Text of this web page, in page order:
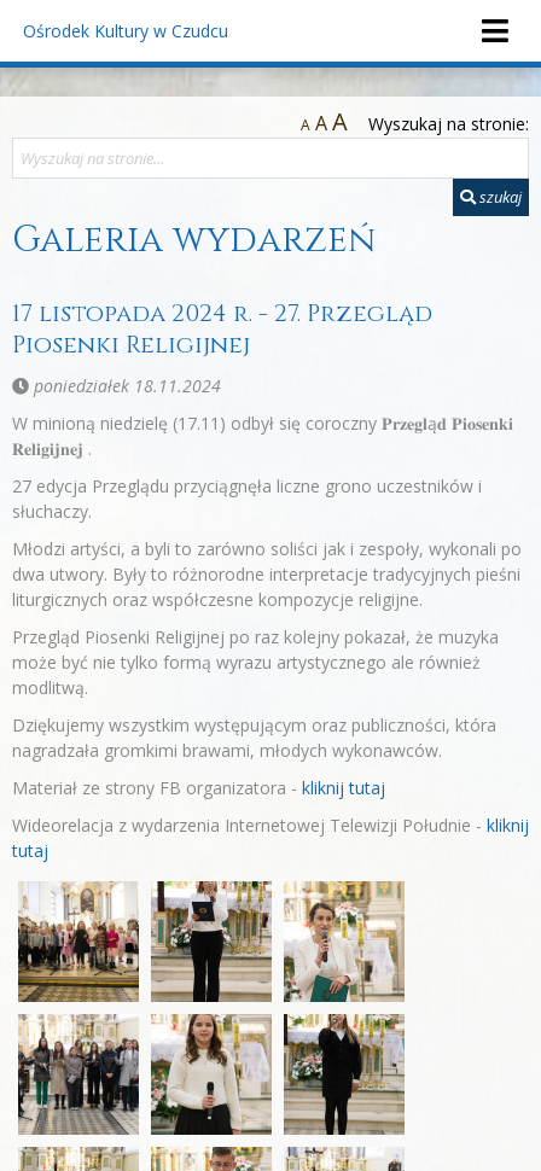
Ośrodek Kultury w Czudcu
A AA Wyszukaj na stronie:
szukaj
Galeria wydarzeń
17 listopada 2024 r. - 27. Przegląd
Piosenki Religijnej
poniedziałek 18.11.2024
W minioną niedzielę (17.11) odbył się coroczny 𝐏𝐫𝐳𝐞𝐠𝐥ą𝐝 𝐏𝐢𝐨𝐬𝐞𝐧𝐤𝐢
𝐑𝐞𝐥𝐢𝐠𝐢𝐣𝐧𝐞𝐣 .
27 edycja Przeglądu przyciągnęła liczne grono uczestników i
słuchaczy.
Młodzi artyści, a byli to zarówno soliści jak i zespoły, wykonali po
dwa utwory. Były to różnorodne interpretacje tradycyjnych pieśni
liturgicznych oraz współczesne kompozycje religijne.
Przegląd Piosenki Religijnej po raz kolejny pokazał, że muzyka
może być nie tylko formą wyrazu artystycznego ale również
modlitwą.
Dziękujemy wszystkim występującym oraz publiczności, która
nagradzała gromkimi brawami, młodych wykonawców.
Materiał ze strony FB organizatora - kliknij tutaj
Wideorelacja z wydarzenia Internetowej Telewizji Południe - kliknij
tutaj